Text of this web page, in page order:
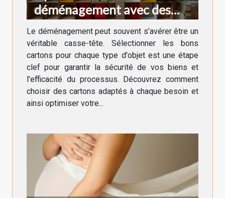
déménagement avec des
cartons adaptés à chaque
besoin
Le déménagement peut souvent s’avérer être un
véritable casse-tête. Sélectionner les bons
cartons pour chaque type d'objet est une étape
clef pour garantir la sécurité de vos biens et
l’efficacité du processus. Découvrez comment
choisir des cartons adaptés à chaque besoin et
ainsi optimiser votre...